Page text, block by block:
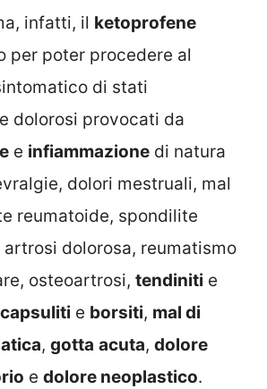
infatti, il ketoprofene
per poter procedere al
di stati
dolorosi provocati da
e infiammazione di natura
dolori mestruali, mal
reumatoide, spondilite
dolorosa, reumatismo
osteoartrosi, tendiniti e
capsuliti e borsiti, mal di
, gotta acuta, dolore
e dolore neoplastico.